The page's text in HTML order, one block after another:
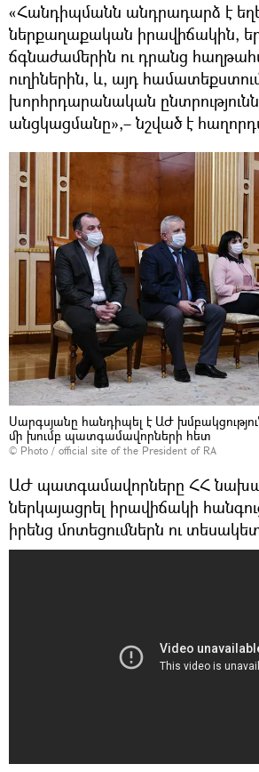
«Հանդիպմանն անդրադարձ է
ներքաղաքական իրավիճակին,
ճգնաժամերին ու դրանց
ուղիներին, և, այդ
խորհրդարանական
անցկացմանը»,– նշված է
Սարգսյանը հանդիպել է ԱԺ
մի խումբ պատգամավորների հետ
© Photo / official site of the President of RA
ԱԺ պատգամավորները ՀՀ
ներկայացրել իրավիճակի
իրենց մոտեցումներն ու